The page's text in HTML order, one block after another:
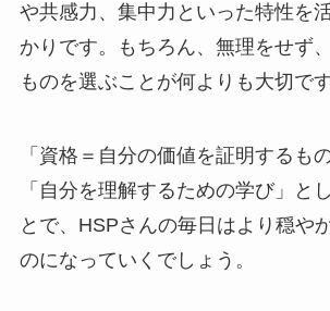
や共感力、集中力といった特性を
かりです。もちろん、無理をせず
ものを選ぶことが何よりも大切です
「資格＝自分の価値を証明するも
「自分を理解するための学び」と
とで、HSPさんの毎日はより穏や
のになっていくでしょう。